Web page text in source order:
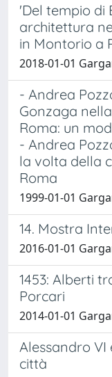
'Del tempio di
architettura
in Montorio a
2018-01-01
- Andrea
Gonzaga
Roma: un
- Andrea
la volta della
Roma
1999-01-01
14. Mostra
2016-01-01
1453: Alberti
Porcari
2014-01-01
Alessandro VI
città